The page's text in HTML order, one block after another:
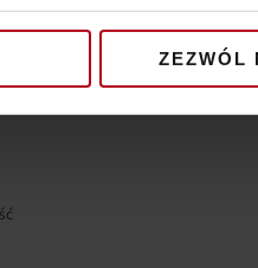
ZEZWÓL